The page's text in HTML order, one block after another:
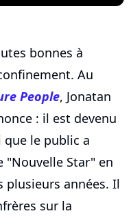
bonnes à
Au
People, Jonatan
: il est devenu
que le public a
"Nouvelle Star" en
plusieurs années. Il
sur la